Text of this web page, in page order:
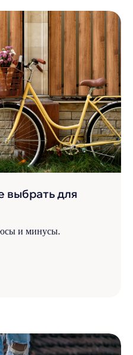
выбрать для
и минусы.